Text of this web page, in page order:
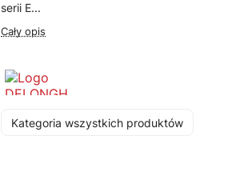
serii E...
Cały opis
Kategoria wszystkich produktów